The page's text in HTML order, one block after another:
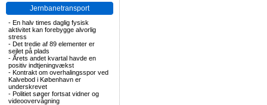
Jernbanetransport
- En halv times daglig fysisk
aktivitet kan forebygge alvorlig
stress
- Det tredie af 89 elementer er
sejlet på plads
- Årets andet kvartal havde en
positiv indtjeningvækst
- Kontrakt om overhalingsspor ved
Kalvebod i København er
underskrevet
- Politiet søger fortsat vidner og
videoovervågning